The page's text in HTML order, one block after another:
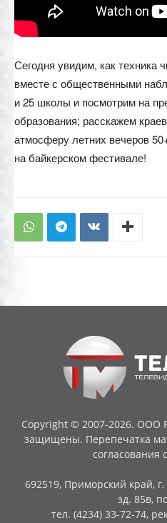
Сегодня увидим, как техника
вместе с общественными
и 25 школы и посмотрим на
образования; расскажем
атмосферу летних вечеров
на байкерском фестивале!
Copyright © 2007-2026. ООО
защищены. Перепечатка
согласования
692519, Приморский край,
зд. 85в,
тел. (4234) 33-72-74,